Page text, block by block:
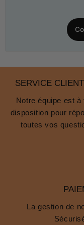
SERVICE
Notre équipe est à
disposition pour
toutes vos
La gestion de